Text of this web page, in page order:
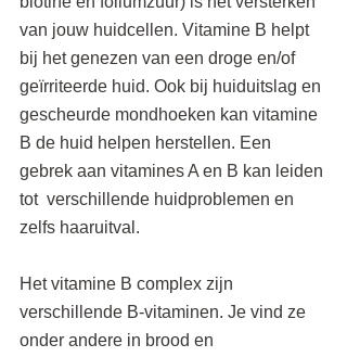
van jouw huidcellen. Vitamine B helpt
bij het genezen van een droge en/of
geïrriteerde huid. Ook bij huiduitslag en
gescheurde mondhoeken kan vitamine
B de huid helpen herstellen. Een
gebrek aan vitamines A en B kan leiden
tot  verschillende huidproblemen en
zelfs haaruitval.
Het vitamine B complex zijn
verschillende B-vitaminen. Je vind ze
onder andere in brood en